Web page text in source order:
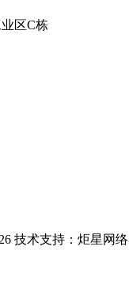
区C栋
技术支持：炬星网络